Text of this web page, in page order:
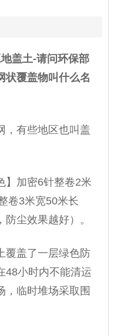
盖土-请问环保部
状覆盖物叫什么名
，有些地区也叫 盖
】加密6针整卷2米
卷3米宽50米长
防尘效果越好）。
覆盖了一层绿色防
48小时内不能清运
，临时堆场采取围